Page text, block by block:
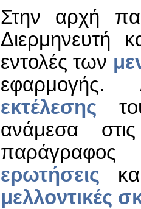
Στην αρχή
Διερμηνευτή
εντολές των
εκτέλεσης
ανάμεσα
ερωτήσεις
μελλοντικές